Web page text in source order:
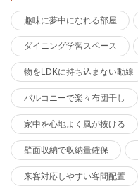
趣味に夢中になれる部屋
ダイニング学習スペース
物をLDKに持ち込まない動線
バルコニーで楽々布団干し
家中を心地よく風が抜ける
壁面収納で収納量確保
来客対応しやすい客間配置